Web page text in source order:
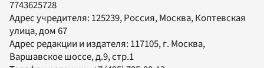
7743625728
Адрес учредителя: 125239, Россия, Москва, Коптевская
улица, дом 67
Адрес редакции и издателя: 117105, г. Москва,
Варшавское шоссе, д.9, стр.1